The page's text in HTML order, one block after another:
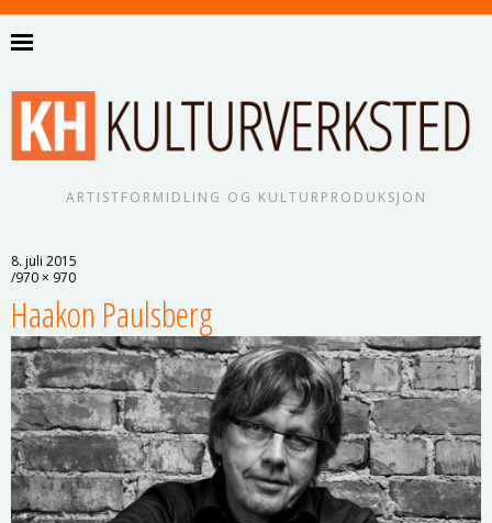
ARTISTFORMIDLING OG KULTURPRODUKSJON
8. juli 2015
970 × 970
Haakon Paulsberg